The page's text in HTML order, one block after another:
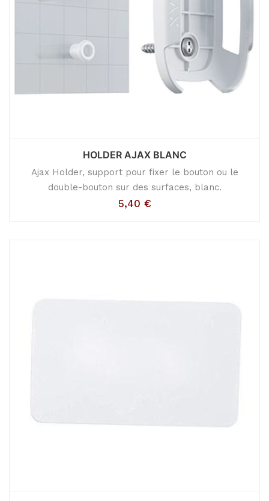
HOLDER AJAX BLANC
Ajax Holder, support pour fixer le bouton ou le
double-bouton sur des surfaces, blanc.
5,40 €